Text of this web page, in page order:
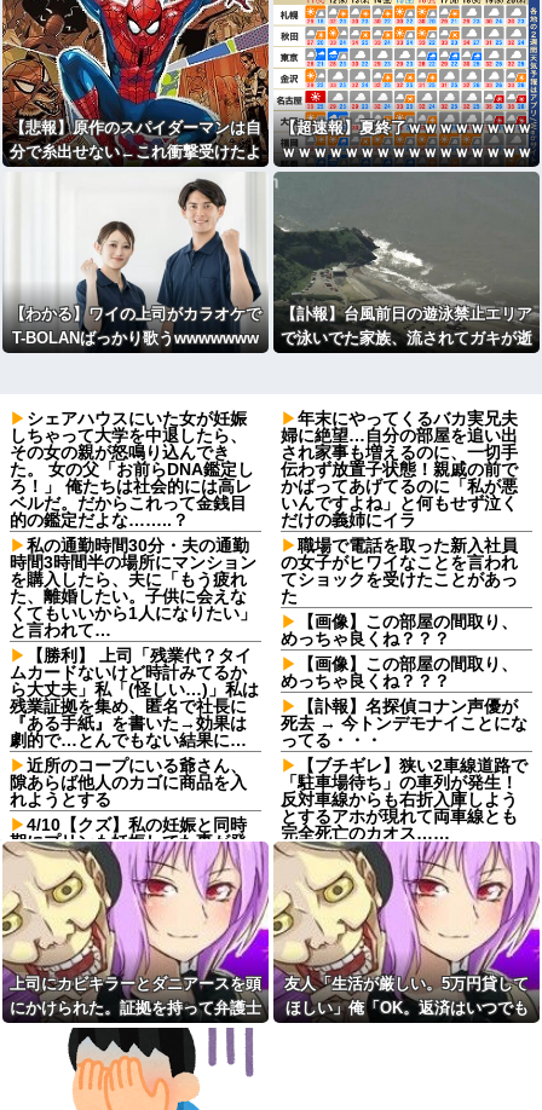
数カ月先まで予約を入れました。」
【悲報】原作のスパイダーマンは自
分で糸出せない←これ衝撃受けたよ
【超速報】夏終了ｗｗｗｗｗｗｗｗ
ｗｗｗｗｗｗｗｗｗｗｗｗｗｗｗｗ
ｗｗｗｗｗｗｗｗｗｗｗｗｗｗｗｗ
【わかる】ワイの上司がカラオケで
T-BOLANばっかり歌うwwwwwww
【訃報】台風前日の遊泳禁止エリア
で泳いでた家族、流されてガキが逝
シェアハウスにいた女が妊娠
しちゃって大学を中退したら、
その女の親が怒鳴り込んでき
た。 女の父「お前らDNA鑑定し
ろ！」 俺たちは社会的には高レ
ベルだ。だからこれって金銭目
的の鑑定だよな……..？
私の通勤時間30分・夫の通勤
時間3時間半の場所にマンション
を購入したら、夫に「もう疲れ
た、離婚したい。子供に会えな
くてもいいから1人になりたい」
と言われて…
【勝利】 上司「残業代？タイ
ムカードないけど時計みてるか
ら大丈夫」私「(怪しい…)」私は
残業証拠を集め、匿名で社長に
『ある手紙』を書いた→効果は
劇的で…とんでもない結果に…
近所のコープにいる爺さん、
隙あらば他人のカゴに商品を入
れようとする
4/10【クズ】私の妊娠と同時
期にプリンも妊娠してた事が発
覚→夫から電話がかかってき
た。父「娘に代われ？その前に
する事があるだろう？」夫「僕
らの恋路を邪魔しないでくださ
い！」
彼の母親と初めて食事した時
に彼母が「私ちゃんは結婚した
ら仕事辞める予定なんですって
ね」と言ってきた
年収1500万の父が退職。父
「退職金も渡したよな？」母
「貯金なんてないよー」父「全
部なくなったの！？」→予想外
の返事に家族騒然となり…
年末にやってくるバカ実兄夫
婦に絶望…自分の部屋を追い出
され家事も増えるのに、一切手
伝わず放置子状態！親戚の前で
かばってあげてるのに「私が悪
いんですよね」と何もせず泣く
だけの義姉にイラ
職場で電話を取った新入社員
の女子がヒワイなことを言われ
てショックを受けたことがあっ
た
【画像】この部屋の間取り、
めっちゃ良くね？？？
【画像】この部屋の間取り、
めっちゃ良くね？？？
【訃報】名探偵コナン声優が
死去 → 今トンデモナイことにな
ってる・・・
【ブチギレ】狭い2車線道路で
「駐車場待ち」の車列が発生！
反対車線からも右折入庫しよう
とするアホが現れて両車線とも
完全死亡のカオス……
職場の流し台に、飲み終わっ
たペットボトルをそのまま放置
する人がいる
【画像】女子高生「ってか、
ヤる？」ｼｭﾊﾞﾊﾞﾊﾞﾊﾞﾊﾞﾊﾞﾊﾞﾊﾞﾊﾞ
ﾊﾞﾊﾞ⇒！！！
「営業の俺が食わせてやって
る」パートを馬鹿にした結果、
社内が荒れ果てて２年で支社が
消滅ｗｗ数年後に会った上司の
上司にカビキラーとダニアースを頭
にかけられた。証拠を持って弁護士
に相談したら...
友人「生活が厳しい。5万円貸して
ほしい」俺「OK。返済はいつでも